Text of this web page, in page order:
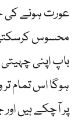
عورت ہونے کی
محسوس کرسکتی
باپ اپنی
ہوگا اس تمام
پر آچکے ہیں